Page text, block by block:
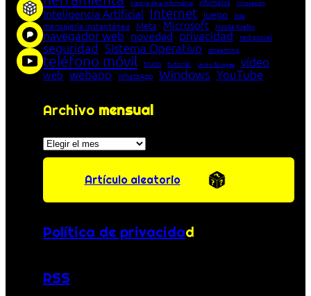
historia de la Informática innovación
Inteligencia Artificial Internet juego lista
mensajería instantánea Meta Microsoft Mozilla Firefox
navegador web novedad privacidad red social
seguridad Sistema Operativo streaming
teléfono móvil truco tutorial Unión Europea vídeo
web webapp WhatsApp Windows YouTube
Archivo mensual
Archivos
Artículo aleatorio
Política de privacidad
RSS